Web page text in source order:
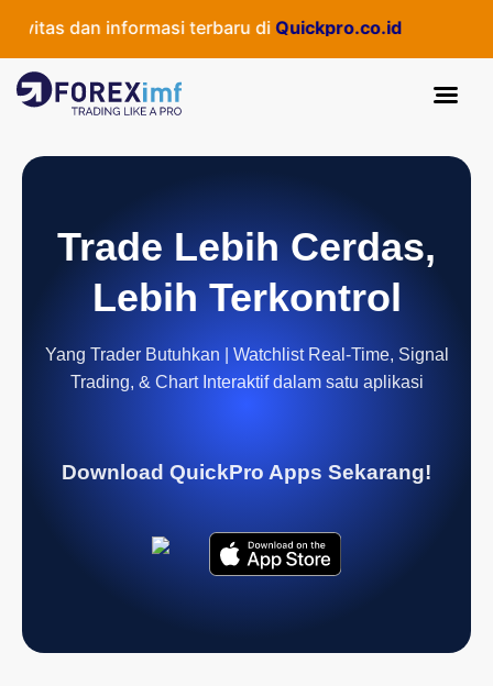
dan informasi terbaru diQuickpro.co.id
Trade Lebih Cerdas,
Lebih Terkontrol
Yang Trader Butuhkan | Watchlist Real-Time, Signal
Trading, & Chart Interaktif dalam satu aplikasi
Download QuickPro Apps Sekarang!